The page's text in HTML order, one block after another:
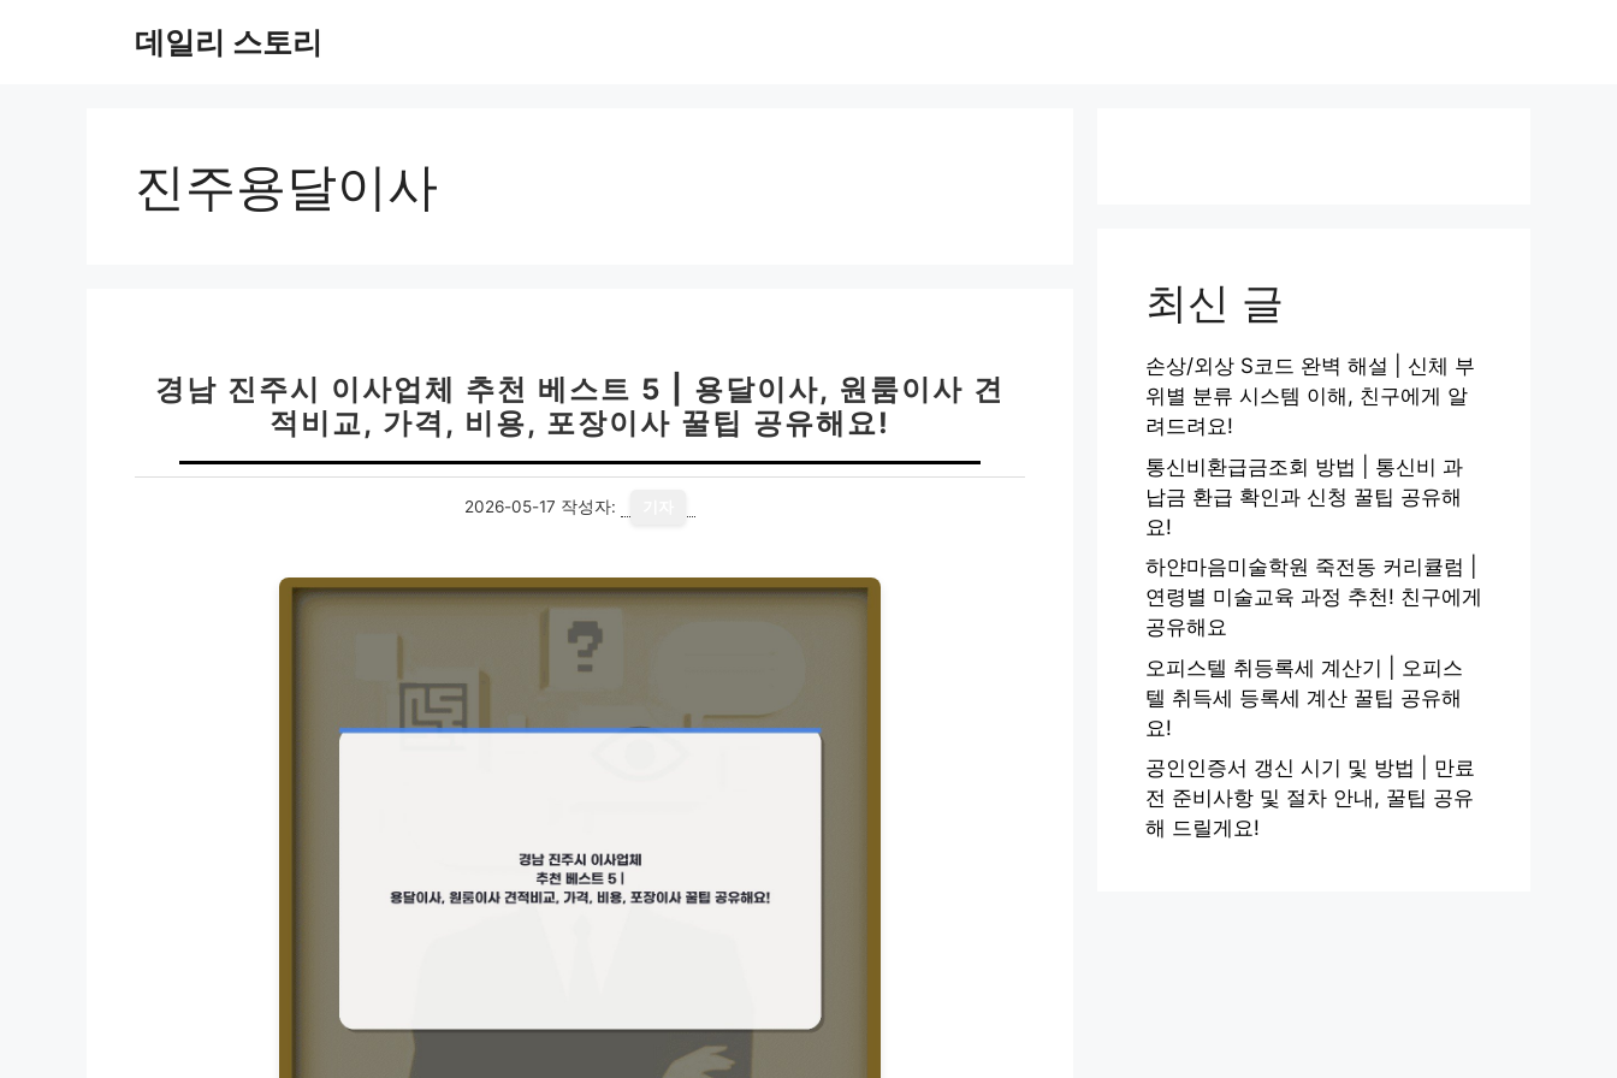
데일리 스토리
진주용달이사
경남 진주시 이사업체 추천 베스트 5 | 용달이사, 원룸이사 견
적비교, 가격, 비용, 포장이사 꿀팁 공유해요!
2026-05-17 작성자:
최신 글
손상/외상 S코드 완벽 해설 | 신체 부
위별 분류 시스템 이해, 친구에게 알
려드려요!
통신비환급금조회 방법 | 통신비 과
납금 환급 확인과 신청 꿀팁 공유해
요!
하얀마음미술학원 죽전동 커리큘럼 |
연령별 미술교육 과정 추천! 친구에게
공유해요
오피스텔 취등록세 계산기 | 오피스
텔 취득세 등록세 계산 꿀팁 공유해
요!
공인인증서 갱신 시기 및 방법 | 만료
전 준비사항 및 절차 안내, 꿀팁 공유
해 드릴게요!